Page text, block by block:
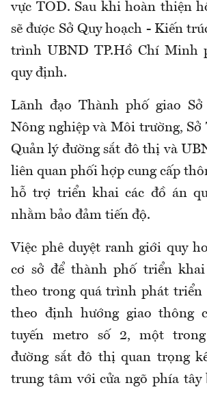
vực TOD. Sau khi hoàn thiện
sẽ được Sở Quy hoạch - Kiến
trình UBND TP.Hồ Chí Minh
quy định.
Lãnh đạo Thành phố giao Sở
Nông nghiệp và Môi trường, Sở
Quản lý đường sắt đô thị và
liên quan phối hợp cung cấp
hỗ trợ triển khai các đồ án
nhằm bảo đảm tiến độ.
Việc phê duyệt ranh giới quy
cơ sở để thành phố triển
theo trong quá trình phát triển
theo định hướng giao thông
tuyến metro số 2, một
đường sắt đô thị quan trọng
trung tâm với cửa ngõ phía tây